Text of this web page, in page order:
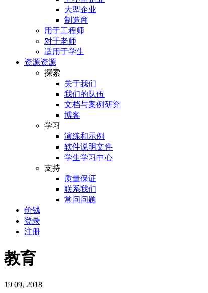
大型企业
制造商
用于工程师
对于老师
适用于学生
资源资源
探索
关于我们
我们的队伍
文档与案例研究
博客
学习
演练和示例
软件说明文件
学生学习中心
支持
质量保证
联系我们
常问问题
价钱
登录
注册
教育
19 09, 2018